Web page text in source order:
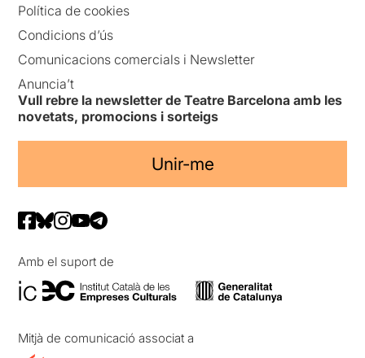
Política de cookies
Condicions d’ús
Comunicacions comercials i Newsletter
Anuncia’t
Vull rebre la newsletter de Teatre Barcelona amb les
novetats, promocions i sorteigs
Unir-me
Amb el suport de
Mitjà de comunicació associat a